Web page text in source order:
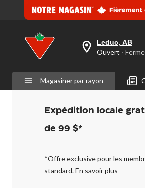
votre
est
Leduc,
AB,
Ouvert,
Fermeture
à
pour
changer
Leduc, AB
Ouvert
Magasiner par rayon
Expédition locale
de 99 $*
*Offre exclusive pour les
standard.En savoir plus